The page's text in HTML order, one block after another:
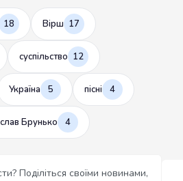
18 Вірш 17
суспільство 12
Україна 5 пісні 4
Брунько 4
Поділіться своїми новинами,